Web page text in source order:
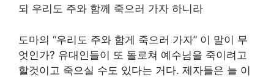
되 우리도 주와 함께 죽으러 가자 하니라
도마의 “우리도 주와 함게 죽으러 가자” 이 말이 무
엇인가? 유대인들이 또 돌로쳐 예수님을 죽이려고
할것이고 죽으실 수도 있다는 거다. 제자들은 늘 이